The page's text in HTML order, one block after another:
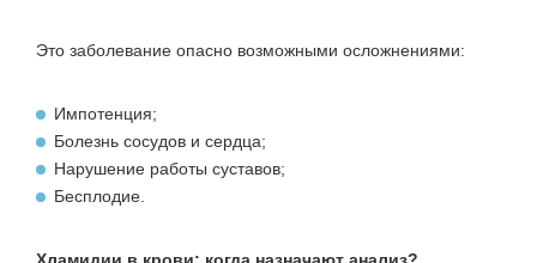
Это заболевание опасно возможными осложнениями:
Импотенция;
Болезнь сосудов и сердца;
Нарушение работы суставов;
Бесплодие.